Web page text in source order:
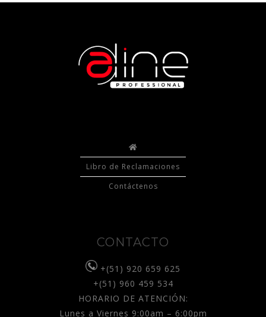
Libro de Reclamaciones
Contáctenos
CONTACTO
+(51) 920 659 625
+(51) 960 459 534
HORARIO DE ATENCIÓN:
Lunes a Viernes 9:00am – 6:00pm